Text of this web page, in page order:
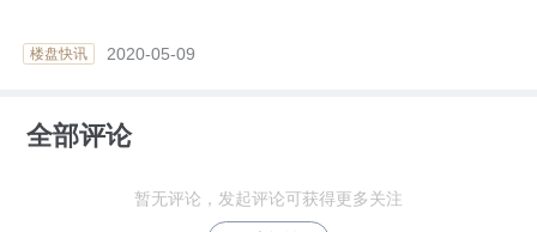
楼盘快讯 2020-05-09
全部评论
暂无评论，发起评论可获得更多关注